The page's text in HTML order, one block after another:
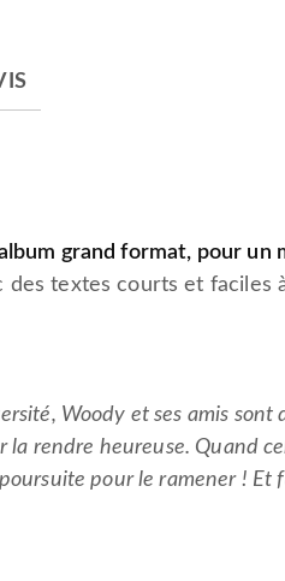
grand format, pour
des textes courts et
Woody et ses amis
rendre heureuse. Quand
pour le ramener !